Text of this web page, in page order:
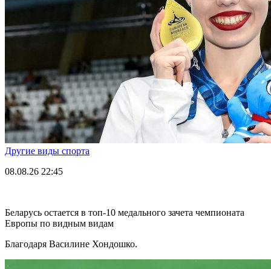
Другие виды спорта
08.08.26 22:45
Беларусь остается в топ-10 медального зачета чемпионата
Европы по видным видам
Благодаря Василине Хондошко.